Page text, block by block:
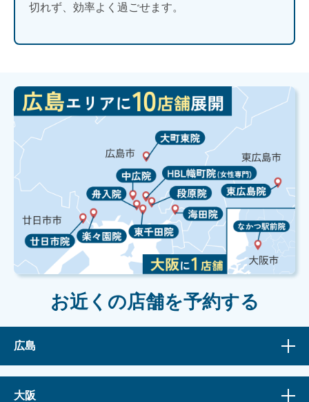
切れず、効率よく過ごせます。
お近くの店舗を予約する
広島
大阪